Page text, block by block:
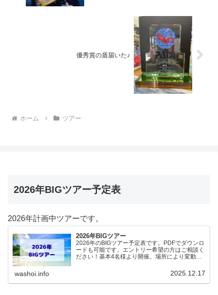
優秀賞の盾届いた♪
ホーム ツアー
2026年BIGツアー予定表
2026年計画中ツアーです。
2026年BIGツアー
2026年のBIGツアー予定表です。PDFでダウンロ
ードも可能です。エントリー希望の方はご相談く
ださい！基本4名様より開催。場所により変動あ
（12.19更新）ダウンロードPDFでアップロード
washoi.info 2025.12.17